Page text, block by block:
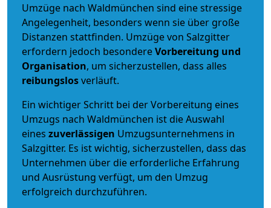
Umzüge nach Waldmünchen sind eine stressige
Angelegenheit, besonders wenn sie über große
Distanzen stattfinden. Umzüge von Salzgitter
erfordern jedoch besondereVorbereitung und
Organisation, um sicherzustellen, dass alles
reibungslosverläuft.
Ein wichtiger Schritt bei der Vorbereitung eines
Umzugs nach Waldmünchen ist die Auswahl
eines zuverlässigen Umzugsunternehmens in
Salzgitter. Es ist wichtig, sicherzustellen, dass das
Unternehmen über die erforderliche Erfahrung
und Ausrüstung verfügt, um den Umzug
erfolgreich durchzuführen.